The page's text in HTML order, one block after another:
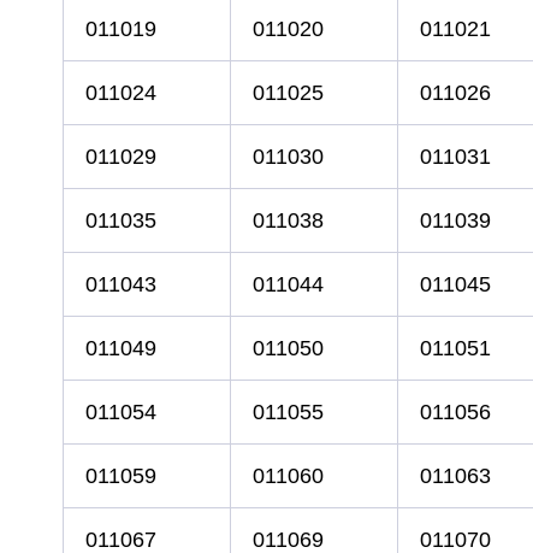
011019 011020 011021
011024 011025 011026
011029 011030 011031
011035 011038 011039
011043 011044 011045
011049 011050 011051
011054 011055 011056
011059 011060 011063
011067 011069 011070